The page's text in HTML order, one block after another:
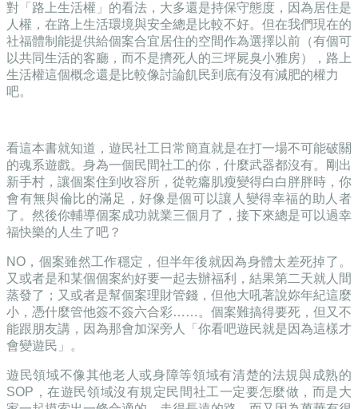
對「路上生活權」的看法，大多還是持保守態度，因為居住是
人權，在路上生活環境與安全總是比較不好。但在我們現在的
社福體制能提供給個案合宜居住的空間作為選擇以前（有個可
以共同生活的客廳，而不是擠死人的三坪屍臭小雅房），路上
生活權這個概念還是比較像討論飢民到底有沒有減肥的權力
吧。
看這本書就知道，遊民社工日常簡直就是在打一場不可能破關
的魂系遊戲。身為一個民間社工的你，什麼武器都沒有。剛出
新手村，讓個案住到收容所，從乾癟肌瘦變得白白胖胖時，你
會有無與倫比的滿足，好像是個可以讓人變得幸福的助人者
了。然後你輔導個案成功就業三個月了，接下來總是可以過幸
福快樂的人生了吧 ？
NO ，個案雖然工作穩定，但半年後就因為身體太差死掉了。
又或者是和某個個案約好要一起去辦福利，結果第二天就人間
蒸發了；又或者是幫個案理財管錢，但他大吼著說妳年紀這麼
小，憑什麼管他簽不簽六合彩…… 。個案難搞得要死，但又不
能跟朋友講，因為那會加深旁人「你看吧遊民就是因為這樣才
會變遊民」。
遊民領域不像其他老人或身障等領域有清楚的法規與成熟的
SOP ，在遊民領域沒有規定民間社工一定要怎麼做，而是大